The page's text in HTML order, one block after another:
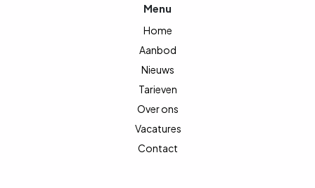
Menu
Home
Aanbod
Nieuws
Tarieven
Over ons
Vacatures
Contact